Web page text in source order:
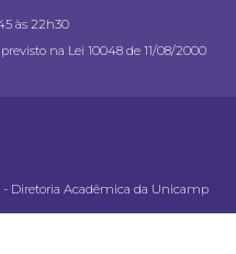
às 22h30
na Lei 10048 de 11/08/2000
Diretoria Acadêmica da Unicamp